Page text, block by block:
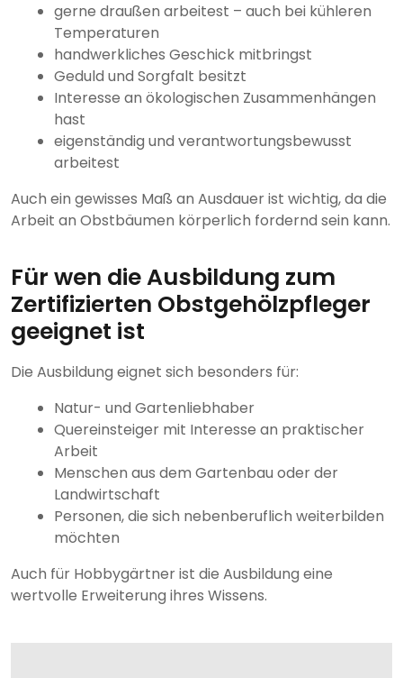
gerne draußen arbeitest – auch bei kühleren
Temperaturen
handwerkliches Geschick mitbringst
Geduld und Sorgfalt besitzt
Interesse an ökologischen Zusammenhängen
hast
eigenständig und verantwortungsbewusst
arbeitest
Auch ein gewisses Maß an Ausdauer ist wichtig, da die
Arbeit an Obstbäumen körperlich fordernd sein kann.
Für wen die Ausbildung zum
Zertifizierten Obstgehölzpfleger
geeignet ist
Die Ausbildung eignet sich besonders für:
Natur- und Gartenliebhaber
Quereinsteiger mit Interesse an praktischer
Arbeit
Menschen aus dem Gartenbau oder der
Landwirtschaft
Personen, die sich nebenberuflich weiterbilden
möchten
Auch für Hobbygärtner ist die Ausbildung eine
wertvolle Erweiterung ihres Wissens.